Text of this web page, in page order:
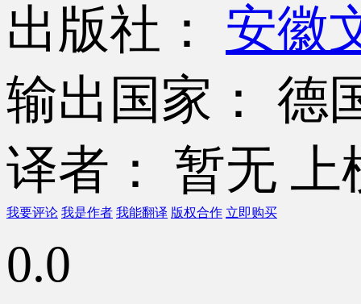
出版社： 安徽
输出国家： 德
译者： 暂无 上
我要评论 我是作者 我能翻译 版权合作 立即购买
0.0